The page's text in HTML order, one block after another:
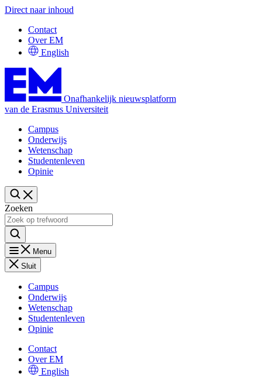
Direct naar inhoud
Contact
Over EM
English
Onafhankelijk nieuwsplatform
van de Erasmus Universiteit
Campus
Onderwijs
Wetenschap
Studentenleven
Opinie
Zoeken
Menu
Sluit
Campus
Onderwijs
Wetenschap
Studentenleven
Opinie
Contact
Over EM
English